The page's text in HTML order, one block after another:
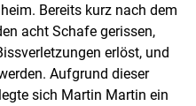
Bereits kurz nach dem
acht Schafe gerissen,
erlöst, und
Aufgrund dieser
sich Martin Martin ein